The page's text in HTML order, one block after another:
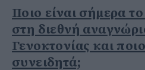
Ποιο είναι σήμερα
στη διεθνή
Γενοκτονίας και
συνειδητά;